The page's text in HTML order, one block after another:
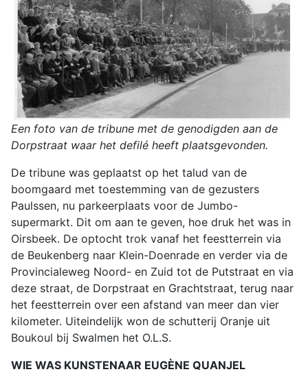
Een foto van de tribune met de genodigden aan de
Dorpstraat waar het defilé heeft plaatsgevonden.
De tribune was geplaatst op het talud van de
boomgaard met toestemming van de gezusters
Paulssen, nu parkeerplaats voor de Jumbo-
supermarkt. Dit om aan te geven, hoe druk het was in
Oirsbeek. De optocht trok vanaf het feestterrein via
de Beukenberg naar Klein-Doenrade en verder via de
Provincialeweg Noord- en Zuid tot de Putstraat en via
deze straat, de Dorpstraat en Grachtstraat, terug naar
het feestterrein over een afstand van meer dan vier
kilometer. Uiteindelijk won de schutterij Oranje uit
Boukoul bij Swalmen het O.L.S.
WIE WAS KUNSTENAAR EUGÈNE QUANJEL